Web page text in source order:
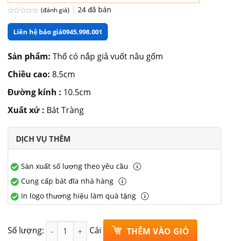
xếp
hạng
0
(đánh giá) 24đã bán
Liên hệ báo giá0945.998.001
Sản phẩm: Thố có nắp giả vuốt nâu gốm
Chiều cao: 8.5cm
Đường kính : 10.5cm
Xuất xứ : Bát Tràng
DỊCH VỤ THÊM
Sản xuất số lượng theo yêu cầu
Cung cấp bát đĩa nhà hàng
In logo thương hiệu làm quà tặng
Số lượng: Thố cơm có nắp giả vuốt nâu gốm Bát Tràng Rộng
Cái THÊM VÀO GIỎ